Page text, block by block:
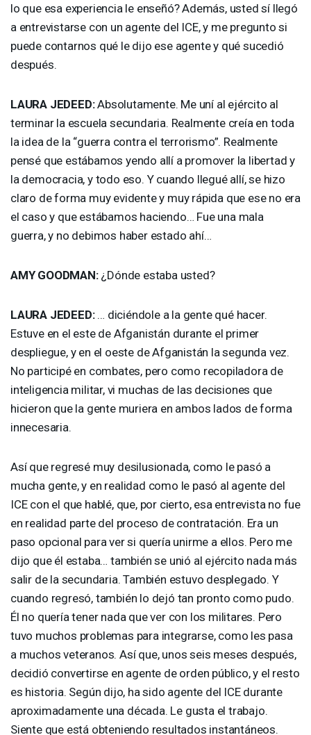
lo que esa experiencia le enseñó? Además, usted sí llegó
a entrevistarse con un agente del ICE, y me pregunto si
puede contarnos qué le dijo ese agente y qué sucedió
después.
LAURA JEDEED:Absolutamente. Me uní al ejército al
terminar la escuela secundaria. Realmente creía en toda
la idea de la “guerra contra el terrorismo”. Realmente
pensé que estábamos yendo allí a promover la libertad y
la democracia, y todo eso. Y cuando llegué allí, se hizo
claro de forma muy evidente y muy rápida que ese no era
el caso y que estábamos haciendo… Fue una mala
guerra, y no debimos haber estado ahí…
AMY GOODMAN:¿Dónde estaba usted?
LAURA JEDEED:… diciéndole a la gente qué hacer.
Estuve en el este de Afganistán durante el primer
despliegue, y en el oeste de Afganistán la segunda vez.
No participé en combates, pero como recopiladora de
inteligencia militar, vi muchas de las decisiones que
hicieron que la gente muriera en ambos lados de forma
innecesaria.
Así que regresé muy desilusionada, como le pasó a
mucha gente, y en realidad como le pasó al agente del
ICEcon el que hablé, que, por cierto, esa entrevista no fue
en realidad parte del proceso de contratación. Era un
paso opcional para ver si quería unirme a ellos. Pero me
dijo que él estaba… también se unió al ejército nada más
salir de la secundaria. También estuvo desplegado. Y
cuando regresó, también lo dejó tan pronto como pudo.
Él no quería tener nada que ver con los militares. Pero
tuvo muchos problemas para integrarse, como les pasa
a muchos veteranos. Así que, unos seis meses después,
decidió convertirse en agente de orden público, y el resto
es historia. Según dijo, ha sido agente del ICEdurante
aproximadamente una década. Le gusta el trabajo.
Siente que está obteniendo resultados instantáneos.